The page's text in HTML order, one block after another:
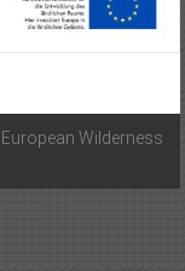
European Wilderness